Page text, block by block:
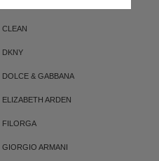
CLEAN
DKNY
DOLCE & GABBANA
ELIZABETH ARDEN
FILORGA
GIORGIO ARMANI